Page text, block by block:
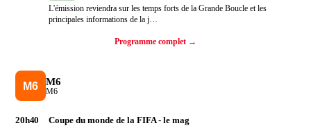
L'émission reviendra sur les temps forts de la Grande Boucle et les
principales informations de la j…
Programme complet →
M6
M6
20h40 Coupe du monde de la FIFA - le mag